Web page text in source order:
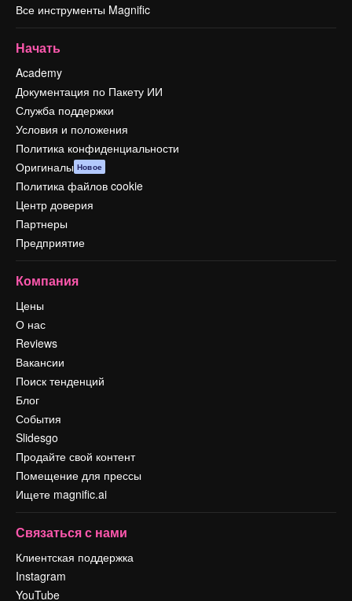
Все инструменты Magnific
Начать
Academy
Документация по Пакету ИИ
Служба поддержки
Условия и положения
Политика конфиденциальности
Оригиналы Новое
Политика файлов cookie
Центр доверия
Партнеры
Предприятие
Компания
Цены
О нас
Reviews
Вакансии
Поиск тенденций
Блог
События
Slidesgo
Продайте свой контент
Помещение для прессы
Ищете magnific.ai
Связаться с нами
Клиентская поддержка
Instagram
YouTube